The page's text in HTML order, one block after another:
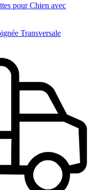
pour Chien avec
Transversale